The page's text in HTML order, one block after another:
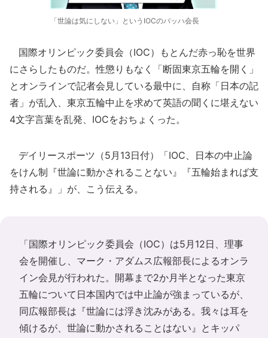
「世論は気にしない」というIOCのバッハ会長
国際オリンピック委員会（IOC）もとんだ赤っ恥を世界
にさらしたものだ。性懲りもなく「断固東京五輪を開く」
とオンラインで記者会見している最中に、自称「日本の記
者」が乱入、東京五輪中止を求めて英語の聞くに堪えない
4文字言葉を乱発、IOCをおちょくった。
デイリースポーツ（5月13日付）「IOC、日本の中止論
をけん制『世論に動かされることない』『五輪始まれば支
持される』」が、こう伝える。
「国際オリンピック委員会（IOC）は5月12日、理事
会を開催し、マーク・アダムス広報部長によるオンラ
イン会見が行われた。開幕まで2か月半となった東京
五輪について日本国内では中止論が強まっているが、
同広報部長は『世論には浮き沈みがある。我々は耳を
傾けるが、世論に動かされることはない』とキッパ